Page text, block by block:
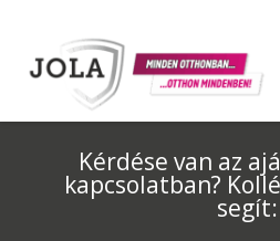
Kérdése van az
kapcsolatban?
segít: